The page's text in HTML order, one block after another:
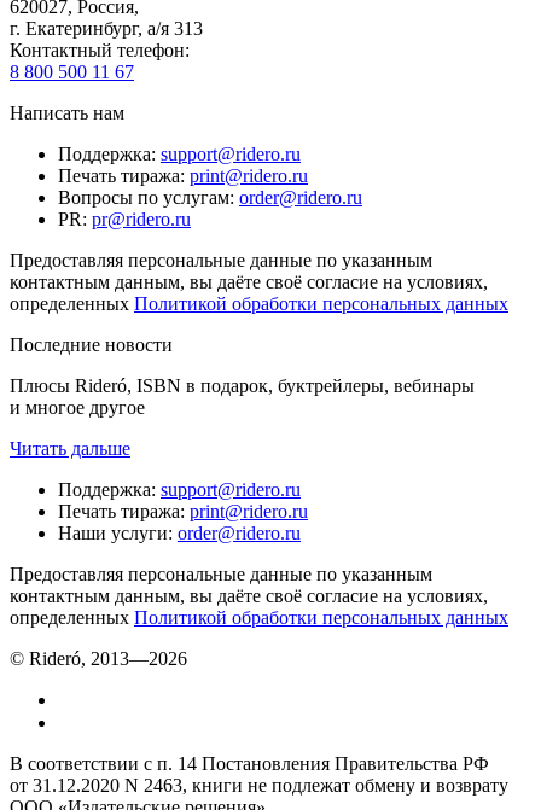
620027, Россия,
г. Екатеринбург, а/я 313
Контактный телефон:
8 800 500 11 67
Написать нам
Поддержка: support@ridero.ru
Печать тиража: print@ridero.ru
Вопросы по услугам: order@ridero.ru
PR: pr@ridero.ru
Предоставляя персональные данные по указанным
контактным данным, вы даёте своё согласие на условиях,
определенных Политикой обработки персональных данных
Последние новости
Плюсы Rideró, ISBN в подарок, буктрейлеры, вебинары
и многое другое
Читать дальше
Поддержка: support@ridero.ru
Печать тиража: print@ridero.ru
Наши услуги: order@ridero.ru
Предоставляя персональные данные по указанным
контактным данным, вы даёте своё согласие на условиях,
определенных Политикой обработки персональных данных
© Rideró, 2013—2026
В соответствии с п. 14 Постановления Правительства РФ
от 31.12.2020 N 2463, книги не подлежат обмену и возврату